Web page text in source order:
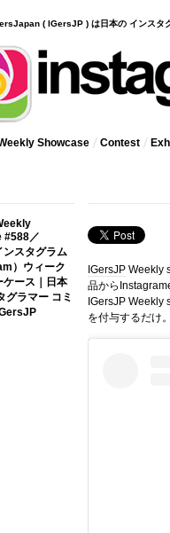
( IGersJP ) は日本の インスタ
Showcase Contest
#588／
スタグラム
）ウィーク
ケース｜日本
グラマー コミ
IGersJPWeekly
品から
IGersJP Weekly
を付与するだけ